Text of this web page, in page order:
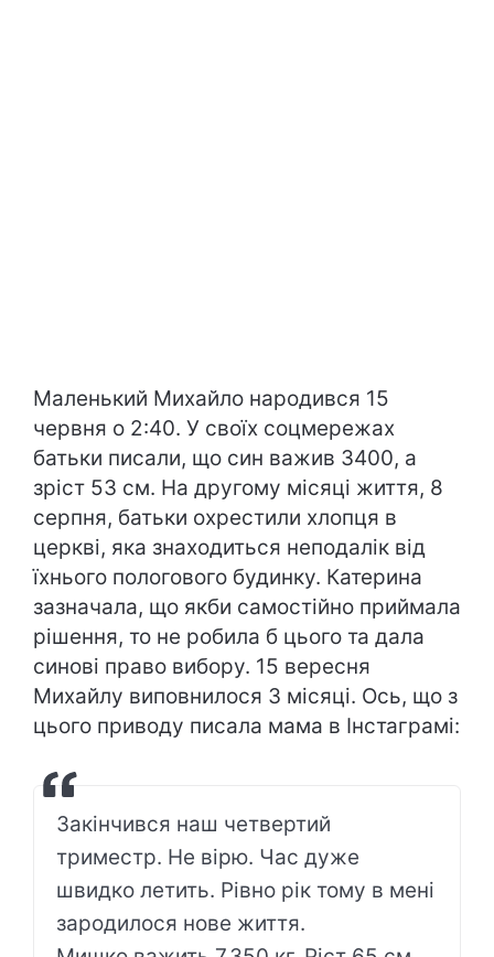
Маленький Михайло народився 15
червня о 2:40. У своїх соцмережах
батьки писали, що син важив 3400, а
зріст 53 см. На другому місяці життя, 8
серпня, батьки охрестили хлопця в
церкві, яка знаходиться неподалік від
їхнього пологового будинку. Катерина
зазначала, що якби самостійно приймала
рішення, то не робила б цього та дала
синові право вибору. 15 вересня
Михайлу виповнилося 3 місяці. Ось, що з
цього приводу писала мама в Інстаграмі:
Закінчився наш четвертий
триместр. Не вірю. Час дуже
швидко летить. Рівно рік тому в мені
зародилося нове життя.